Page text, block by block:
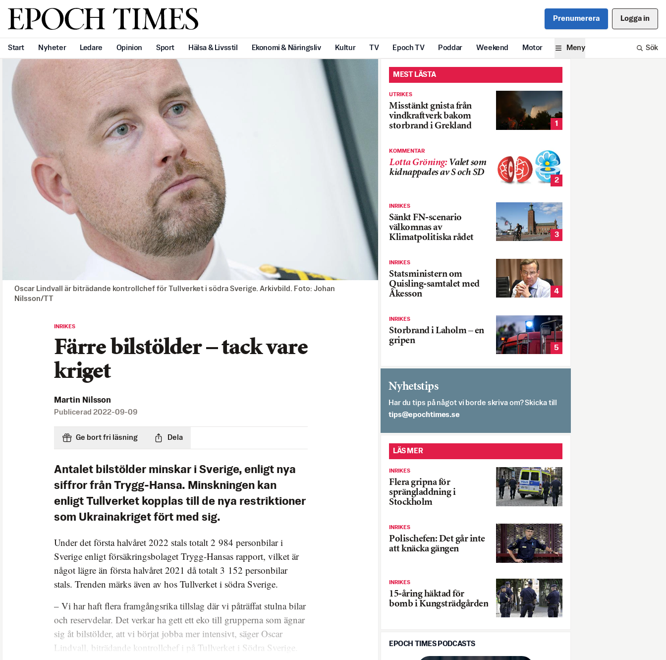
Svenska Epoch Times Prenumerera Logga in
Start Nyheter Ledare Opinion Sport Hälsa & Livsstil Ekonomi & Näringsliv Kultur TV Epoch TV Poddar Weekend Motor Meny Sök
Oscar Lindvall är biträdande kontrollchef för Tullverket i södra Sverige. Arkivbild. Foto: Johan
Nilsson/TT
INRIKES
Färre bilstölder – tack vare
kriget
Martin Nilsson
Publicerad 2022-09-09
Ge bort fri läsning Dela
Antalet bilstölder minskar i Sverige, enligt nya
siffror från Trygg-Hansa. Minskningen kan
enligt Tullverket kopplas till de nya restriktioner
som Ukrainakriget fört med sig.
Under det första halvåret 2022 stals totalt 2 984 personbilar i
Sverige enligt försäkringsbolaget Trygg-Hansas rapport, vilket är
något lägre än första halvåret 2021 då totalt 3 152 personbilar
stals. Trenden märks även av hos Tullverket i södra Sverige.
– Vi har haft flera framgångsrika tillslag där vi påträffat stulna bilar
och reservdelar. Det verkar ha gett ett eko till grupperna som ägnar
sig åt bilstölder, att vi börjat jobba mer intensivt, säger Oscar
Lindvall, biträdande kontrollchef i på Tullverket i Södra Sverige.
MEST LÄSTA
UTRIKES
Misstänkt gnista från
vindkraftverk bakom
storbrand i Grekland
1
KOMMENTAR
Lotta Gröning: Valet som
kidnappades av S och SD
2
INRIKES
Sänkt FN-scenario
välkomnas av
Klimatpolitiska rådet
3
INRIKES
Statsministern om
Quisling-samtalet med
Åkesson
4
INRIKES
Storbrand i Laholm – en
gripen
5
Nyhetstips
Har du tips på något vi borde skriva om? Skicka till
es.semithcope@spit
LÄS MER
INRIKES
Flera gripna för
sprängladdning i
Stockholm
INRIKES
Polischefen: Det går inte
att knäcka gängen
INRIKES
15-åring häktad för
bomb i Kungsträdgården
EPOCH TIMES PODCASTS